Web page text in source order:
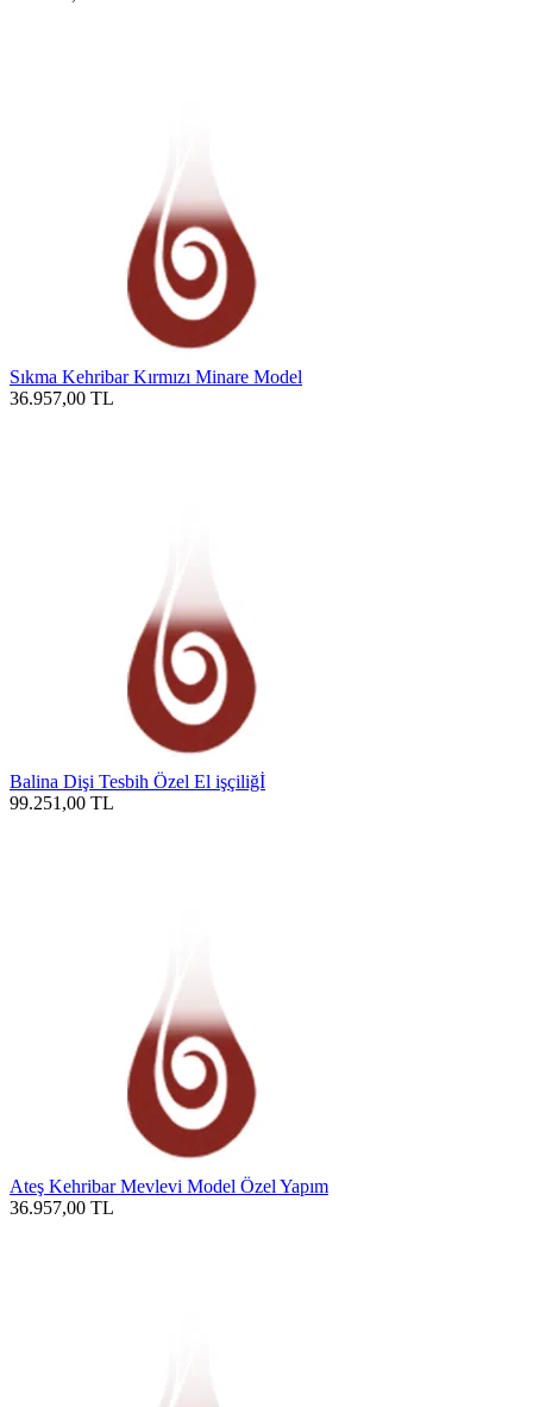
Sıkma Kehribar Kırmızı Minare Model
36.957,00 TL
Balina Dişi Tesbih Özel El işçiliğİ
99.251,00 TL
Ateş Kehribar Mevlevi Model Özel Yapım
36.957,00 TL